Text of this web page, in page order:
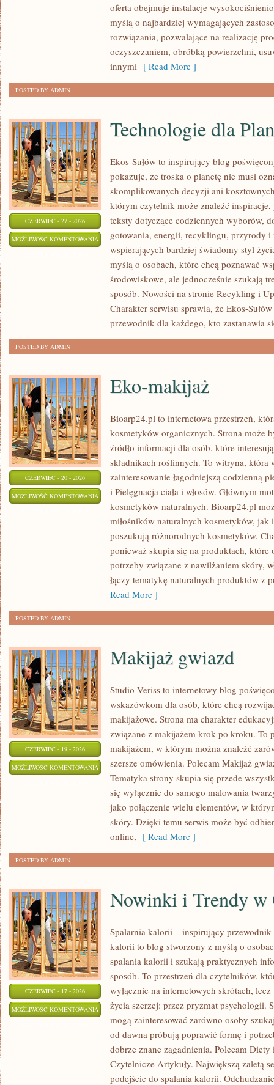
oferta obejmuje instalacje
myślą o najbardziej wymagających
rozwiązania, pozwalające na realizację
oczyszczaniem, obróbką powierzchni,
innymi [ Read More ]
POSTED BY ADMIN
CZERWIEC - 27 - 2026
MOŻLIWOŚĆ KOMENTOWANIA TECHNOLOGIE
PLANETY
Technologie dla
Ekos-Sułów to inspirujący blog
pokazuje, że troska o planetę nie musi
skomplikowanych decyzji ani
którym czytelnik może znaleźć inspiracje,
teksty dotyczące codziennych wyborów,
gotowania, energii, recyklingu, przyrody i
wspierających bardziej świadomy styl
myślą o osobach, które chcą poznawać
środowiskowe, ale jednocześnie szukają
sposób. Nowości na stronie Recykling i
Charakter serwisu sprawia, że Ekos-
przewodnik dla każdego, kto zastanawia
POSTED BY ADMIN
CZERWIEC - 20 - 2026
MOŻLIWOŚĆ KOMENTOWANIA EKO-
MAKIJAŻ
Eko-makijaż
Bioarp24.pl to internetowa przestrzeń,
kosmetyków organicznych. Strona może
źródło informacji dla osób, które
składnikach roślinnych. To witryna, która
zainteresowanie łagodniejszą codzienną
i Pielęgnacja ciała i włosów. Głównym
kosmetyków naturalnych. Bioarp24.pl
miłośników naturalnych kosmetyków,
poszukują różnorodnych kosmetyków.
ponieważ skupia się na produktach, które
potrzeby związane z nawilżaniem skóry,
łączy tematykę naturalnych produktów z
Read More ]
POSTED BY ADMIN
CZERWIEC - 19 - 2026
MOŻLIWOŚĆ KOMENTOWANIA MAKIJAŻ
GWIAZD
Makijaż gwiazd
Studio Veriss to internetowy blog
wskazówkom dla osób, które chcą
makijażowe. Strona ma charakter
związane z makijażem krok po kroku. To
makijażem, w którym można znaleźć
szersze omówienia. Polecam Makijaż
Tematyka strony skupia się przede
się wyłącznie do samego malowania
jako połączenie wielu elementów, w
skóry. Dzięki temu serwis może być
online, [ Read More ]
POSTED BY ADMIN
CZERWIEC - 17 - 2026
MOŻLIWOŚĆ KOMENTOWANIA NOWINKI
TRENDY
ODCHUDZANIU
Nowinki i Trendy w
Spalarnia kalorii – inspirujący
kalorii to blog stworzony z myślą o
spalania kalorii i szukają praktycznych
sposób. To przestrzeń dla czytelników,
wyłącznie na internetowych skrótach,
życia szerzej: przez pryzmat psychologii.
mogą zainteresować zarówno osoby
od dawna próbują poprawić formę i
dobrze znane zagadnienia. Polecam
Czytelnicze Artykuły. Największą zaletą
podejście do spalania kalorii. Odchudzanie